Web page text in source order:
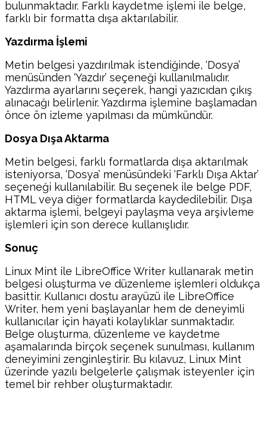
bulunmaktadır. Farklı kaydetme işlemi ile belge,
farklı bir formatta dışa aktarılabilir.
Yazdırma İşlemi
Metin belgesi yazdırılmak istendiğinde, ‘Dosya’
menüsünden ‘Yazdır’ seçeneği kullanılmalıdır.
Yazdırma ayarlarını seçerek, hangi yazıcıdan çıkış
alınacağı belirlenir. Yazdırma işlemine başlamadan
önce ön izleme yapılması da mümkündür.
Dosya Dışa Aktarma
Metin belgesi, farklı formatlarda dışa aktarılmak
isteniyorsa, ‘Dosya’ menüsündeki ‘Farklı Dışa Aktar’
seçeneği kullanılabilir. Bu seçenek ile belge PDF,
HTML veya diğer formatlarda kaydedilebilir. Dışa
aktarma işlemi, belgeyi paylaşma veya arşivleme
işlemleri için son derece kullanışlıdır.
Sonuç
Linux Mint ile LibreOffice Writer kullanarak metin
belgesi oluşturma ve düzenleme işlemleri oldukça
basittir. Kullanıcı dostu arayüzü ile LibreOffice
Writer, hem yeni başlayanlar hem de deneyimli
kullanıcılar için hayati kolaylıklar sunmaktadır.
Belge oluşturma, düzenleme ve kaydetme
aşamalarında birçok seçenek sunulması, kullanım
deneyimini zenginleştirir. Bu kılavuz, Linux Mint
üzerinde yazılı belgelerle çalışmak isteyenler için
temel bir rehber oluşturmaktadır.